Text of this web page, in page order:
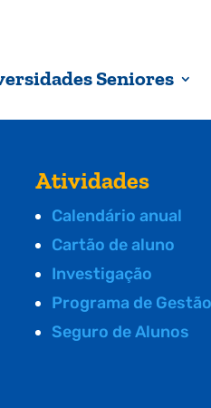
Seniores
Atividades
Calendário anual
Cartão de aluno
Investigação
Programa de Gestão
Seguro de Alunos